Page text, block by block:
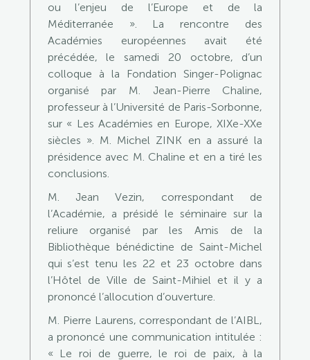
ou l’enjeu de l’Europe et de la
Méditerranée ». La rencontre des
Académies européennes avait été
précédée, le samedi 20 octobre, d’un
colloque à la Fondation Singer-Polignac
organisé par M. Jean-Pierre Chaline,
professeur à l’Université de Paris-Sorbonne,
sur « Les Académies en Europe, XIXe-XXe
siècles ». M. Michel ZINK en a assuré la
présidence avec M. Chaline et en a tiré les
conclusions.
M. Jean Vezin, correspondant de
l’Académie, a présidé le séminaire sur la
reliure organisé par les Amis de la
Bibliothèque bénédictine de Saint-Michel
qui s’est tenu les 22 et 23 octobre dans
l’Hôtel de Ville de Saint-Mihiel et il y a
prononcé l’allocution d’ouverture.
M. Pierre Laurens, correspondant de l’AIBL,
a prononcé une communication intitulée :
« Le roi de guerre, le roi de paix, à la